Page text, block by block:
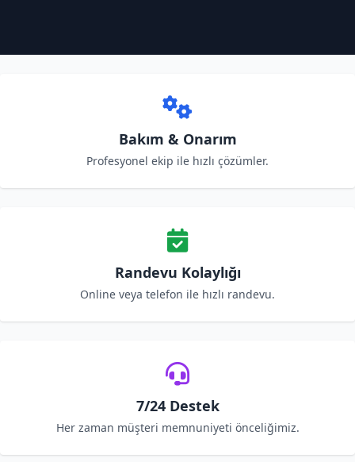
Bakım & Onarım
Profesyonel ekip ile hızlı çözümler.
Randevu Kolaylığı
Online veya telefon ile hızlı randevu.
7/24 Destek
Her zaman müşteri memnuniyeti önceliğimiz.